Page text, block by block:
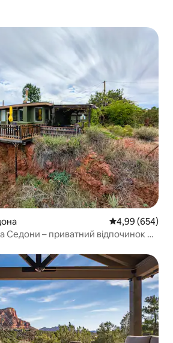
Середня
4,99 (654)
– приватний відпочинок на